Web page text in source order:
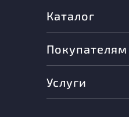
Каталог
Покупателям
Услуги